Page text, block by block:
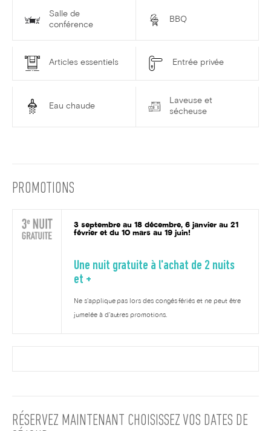
Salle de
conférence
BBQ
Articles essentiels Entrée privée
Eau chaude
Laveuse et
sécheuse
PROMOTIONS
3 septembre au 18 décembre, 6 janvier au 21
février et du 10 mars au 19 juin!
Une nuit gratuite à l'achat de 2 nuits
et +
Ne s'applique pas lors des congés fériés et ne peut être
jumelée à d'autres promotions.
RÉSERVEZ MAINTENANT CHOISISSEZ VOS DATES DE